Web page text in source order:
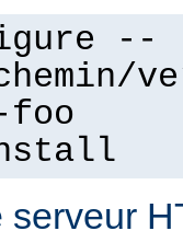
--
foo
serveur